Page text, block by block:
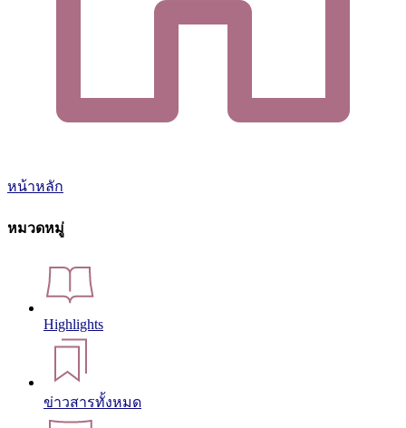
หน้าหลัก
หมวดหมู่
Highlights
ข่าวสารทั้งหมด